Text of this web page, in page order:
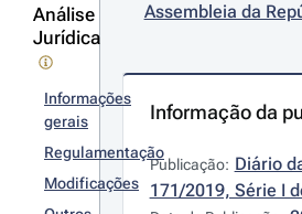
Análise
Jurídica
Informações
gerais
Regulamentação
Modificações
Assembleia da
Informação da
Publicação: Diário
171/2019, Série I